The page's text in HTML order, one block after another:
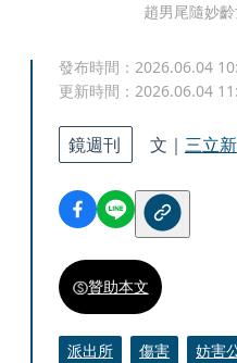
趙男尾隨妙
發布時間： 2026.06.04
更新時間： 2026.06.04
鏡週刊 文｜ 三立
贊助本文
派出所 傷害 妨害